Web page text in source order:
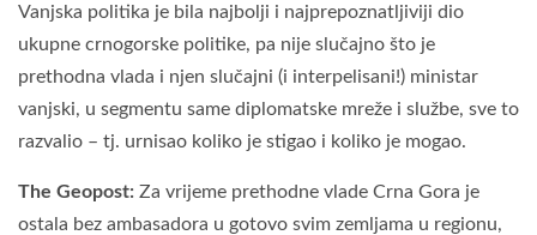
Vanjska politika je bila najbolji i najprepoznatljiviji dio
ukupne crnogorske politike, pa nije slučajno što je
prethodna vlada i njen slučajni (i interpelisani!) ministar
vanjski, u segmentu same diplomatske mreže i službe, sve to
razvalio – tj. urnisao koliko je stigao i koliko je mogao.
The Geopost: Za vrijeme prethodne vlade Crna Gora je
ostala bez ambasadora u gotovo svim zemljama u regionu,